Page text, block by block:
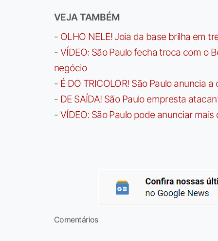
VEJA TAMBÉM
- OLHO NELE! Joia da base brilha em
- VÍDEO: São Paulo fecha troca com o
negócio
- É DO TRICOLOR! São Paulo anuncia
- DE SAÍDA! São Paulo empresta
- VÍDEO: São Paulo pode anunciar
Comentários